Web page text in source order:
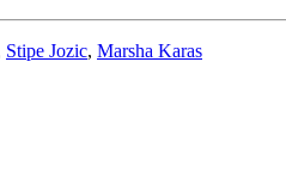
Stipe Jozic, Marsha Karas